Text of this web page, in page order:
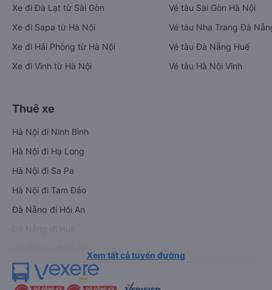
Xe đi Đà Lạt từ Sài Gòn
Xe đi Sapa từ Hà Nội
Xe đi Hải Phòng từ Hà Nội
Xe đi Vinh từ Hà Nội
Vé tàu Sài Gòn Hà Nội
Vé tàu Nha Trang Đà
Vé tàu Đà Nẵng Huế
Vé tàu Hà Nội Vinh
Thuê xe
Hà Nội đi Ninh Bình
Hà Nội đi Hạ Long
Hà Nội đi Sa Pa
Hà Nội đi Tam Đảo
Đà Nẵng đi Hội An
Xem tất cả tuyến đường